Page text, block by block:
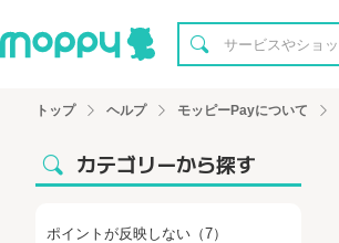
トップ ヘルプ モッピーPayについて
カテゴリーから探す
ポイントが反映しない （7）